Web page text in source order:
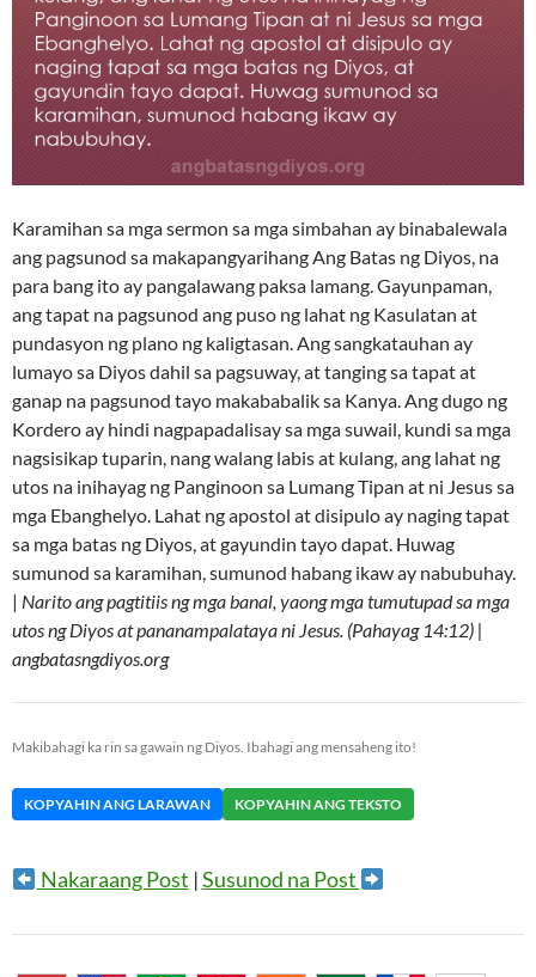
Karamihan sa mga sermon sa mga simbahan ay binabalewala
ang pagsunod sa makapangyarihang Ang Batas ng Diyos, na
para bang ito ay pangalawang paksa lamang. Gayunpaman,
ang tapat na pagsunod ang puso ng lahat ng Kasulatan at
pundasyon ng plano ng kaligtasan. Ang sangkatauhan ay
lumayo sa Diyos dahil sa pagsuway, at tanging sa tapat at
ganap na pagsunod tayo makababalik sa Kanya. Ang dugo ng
Kordero ay hindi nagpapadalisay sa mga suwail, kundi sa mga
nagsisikap tuparin, nang walang labis at kulang, ang lahat ng
utos na inihayag ng Panginoon sa Lumang Tipan at ni Jesus sa
mga Ebanghelyo. Lahat ng apostol at disipulo ay naging tapat
sa mga batas ng Diyos, at gayundin tayo dapat. Huwag
sumunod sa karamihan, sumunod habang ikaw ay nabubuhay.
| Narito ang pagtitiis ng mga banal, yaong mga tumutupad sa mga
utos ng Diyos at pananampalataya ni Jesus. (Pahayag 14:12) |
angbatasngdiyos.org
Makibahagi ka rin sa gawain ng Diyos. Ibahagi ang mensaheng ito!
KOPYAHIN ANG LARAWAN KOPYAHIN ANG TEKSTO
Nakaraang Post |Susunod na Post